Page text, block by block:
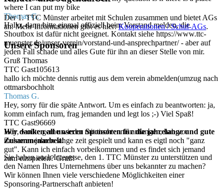
where I can put my bike
Thomas G.
Hallo, dann bitte einmal offiziell beim Vorstand melden, die
Shoutbox ist dafür nicht geeignet. Kontakt siehe https://www.ttc-
muenster.de/unser-verein/vorstand-und-ansprechpartner/ - aber auf
jeden Fall schade und alles Gute für ihn an dieser Stelle von mir.
Gruß Thomas
TTC Gast105613
hallo ich möchte dennis ruttig aus dem verein abmelden(umzug nach
ottmarsbochholt
Thomas G.
Hey, sorry für die späte Antwort. Um es einfach zu beantworten: ja,
komm einfach rum, frag jemanden und legt los ;-) Viel Spaß!
TTC Gast96669
Hey, wollte gerne wieder mit tischtennis anfangen, hab vor
mehreren jahren lange zeit gespielt und kann es eigtl noch "ganz
gut". Kann ich einfach vorbeikommen und es findet sich jemand
zum einspielen? Gruß!
Der 1. TTC Münster arbeitet mit Schulen zusammen und bietet AGs
an. Mehr Informationen gibt es hier:Kooperationen / Schul-AGs.
Unsere Sponsoren
Wir danken all unseren Sponsoren für die jahrelange und gute
Zusammenarbeit!
Sie haben auch Interesse, den 1. TTC Münster zu unterstützen und
den Namen Ihres Unternehmens über uns bekannter zu machen?
Wir können Ihnen viele verschiedene Möglichkeiten einer
Sponsoring-Partnerschaft anbieten!